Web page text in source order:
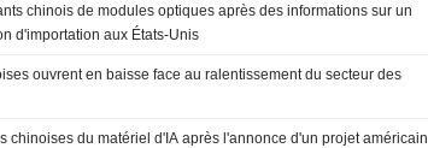
chinois de modules optiques après des informations sur un
d'importation aux États-Unis
ouvrent en baisse face au ralentissement du secteur des
chinoises du matériel d'IA après l'annonce d'un projet américain